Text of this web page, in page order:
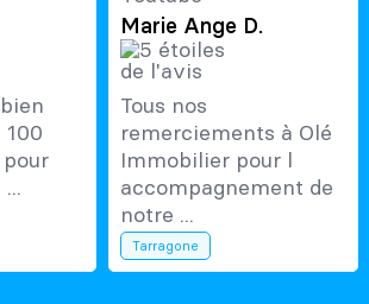
Marie Ange D.
Tous nos
remerciements à Olé
Immobilier pour l
accompagnement de
notre ...
Tarragone